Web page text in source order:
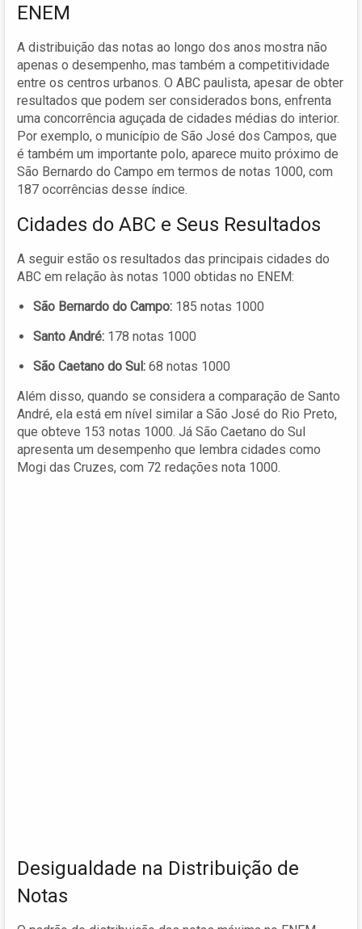
ENEM
A distribuição das notas ao longo dos anos mostra não
apenas o desempenho, mas também a competitividade
entre os centros urbanos. O ABC paulista, apesar de obter
resultados que podem ser considerados bons, enfrenta
uma concorrência aguçada de cidades médias do interior.
Por exemplo, o município de São José dos Campos, que
é também um importante polo, aparece muito próximo de
São Bernardo do Campo em termos de notas 1000, com
187 ocorrências desse índice.
Cidades do ABC e Seus Resultados
A seguir estão os resultados das principais cidades do
ABC em relação às notas 1000 obtidas no ENEM:
São Bernardo do Campo: 185 notas 1000
Santo André: 178 notas 1000
São Caetano do Sul: 68 notas 1000
Além disso, quando se considera a comparação de Santo
André, ela está em nível similar a São José do Rio Preto,
que obteve 153 notas 1000. Já São Caetano do Sul
apresenta um desempenho que lembra cidades como
Mogi das Cruzes, com 72 redações nota 1000.
Desigualdade na Distribuição de
Notas